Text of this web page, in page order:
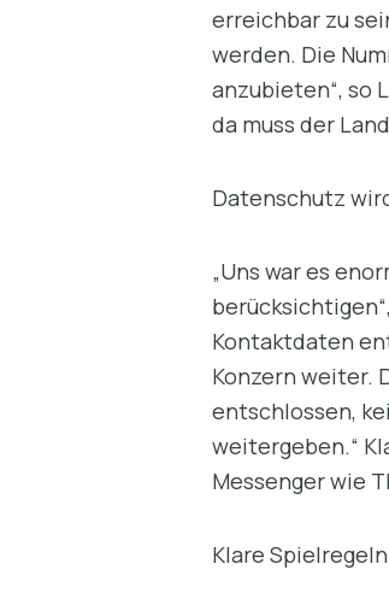
erreichbar zu
werden. Die
anzubieten“, so
da muss der
Datenschutz
„Uns war es
Kontaktdaten
Konzern weiter.
entschlossen,
weitergeben.“
Messenger wie
Klare Spielregeln